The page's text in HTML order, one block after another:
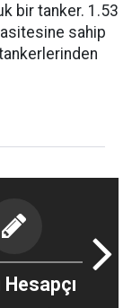
bir tanker. 1.53
sahip